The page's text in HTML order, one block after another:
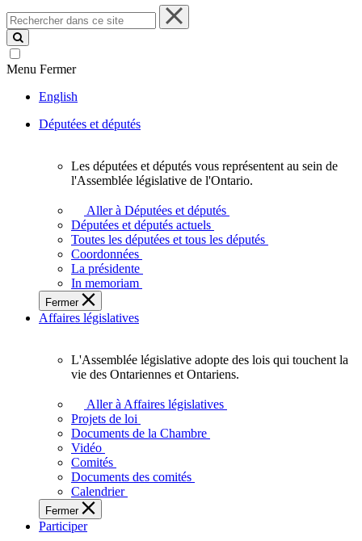
Rechercher
dans
ce
site
Menu Fermer
English
Députées et députés
députés
vous
représentent
sein
de
l'Assemblée
législative
l'Ontario.
Les députées et députés vous représentent au sein de
l'Assemblée législative de l'Ontario.
Aller à Députées et députés
Députées et députés actuels
Toutes les députées et tous les députés
Coordonnées
La présidente
In memoriam
Fermer
Affaires législatives
L'Assemblée
adopte
touchent
des
Ontariennes
et
L'Assemblée législative adopte des lois qui touchent la
vie des Ontariennes et Ontariens.
Aller à Affaires législatives
Projets de loi
Documents de la Chambre
Vidéo
Comités
Documents des comités
Calendrier
Fermer
Participer